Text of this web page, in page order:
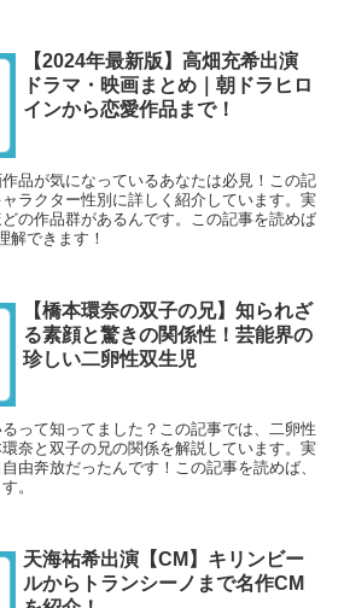
【2024年最新版】高畑充希出演
ドラマ・映画まとめ｜朝ドラヒロ
インから恋愛作品まで！
品が気になっているあなたは必見！この記
ラクター性別に詳しく紹介しています。実
の作品群があるんです。この記事を読めば
解できます！
【橋本環奈の双子の兄】知られざ
る素顔と驚きの関係性！芸能界の
珍しい二卵性双生児
って知ってました？この記事では、二卵性
奈と双子の兄の関係を解説しています。実
由奔放だったんです！この記事を読めば、
。
天海祐希出演【CM】キリンビー
ルからトランシーノまで名作CM